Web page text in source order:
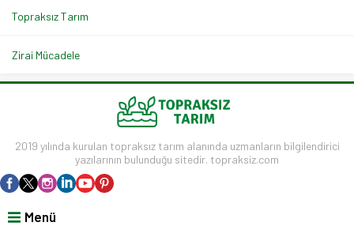
Topraksız Tarım
Zirai Mücadele
2019 yılında kurulan topraksız tarım alanında uzmanların bilgilendirici
yazılarının bulunduğu sitedir. topraksiz.com
Menü